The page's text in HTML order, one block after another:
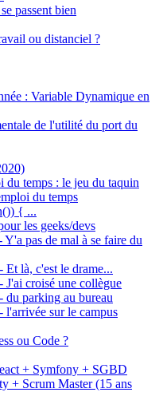
passent bien
ou distanciel ?
: Variable Dynamique en
de l'utilité du port du
du temps : le jeu du taquin
du temps
{ ...
les geeks/devs
pas de mal à se faire du
Et là, c'est le drame...
J'ai croisé une collègue
du parking au bureau
l'arrivée sur le campus
ou Code ?
+ Symfony + SGBD
+ Scrum Master (15 ans